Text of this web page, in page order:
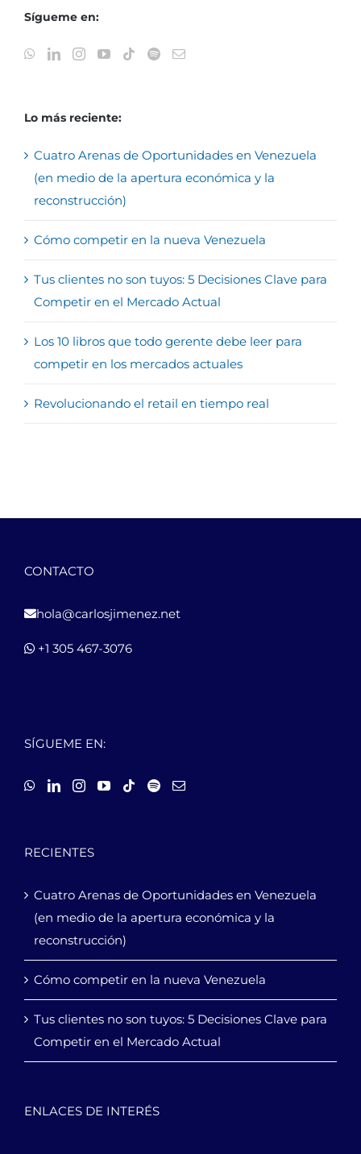
Sígueme en:
Lo más reciente:
Cuatro Arenas de Oportunidades en Venezuela
(en medio de la apertura económica y la
reconstrucción)
Cómo competir en la nueva Venezuela
Tus clientes no son tuyos: 5 Decisiones Clave para
Competir en el Mercado Actual
Los 10 libros que todo gerente debe leer para
competir en los mercados actuales
Revolucionando el retail en tiempo real
CONTACTO
hola@carlosjimenez.net
+1 305 467-3076
SÍGUEME EN:
RECIENTES
Cuatro Arenas de Oportunidades en Venezuela
(en medio de la apertura económica y la
reconstrucción)
Cómo competir en la nueva Venezuela
Tus clientes no son tuyos: 5 Decisiones Clave para
Competir en el Mercado Actual
ENLACES DE INTERÉS